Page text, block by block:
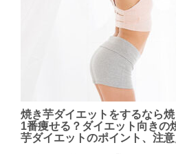
焼き芋ダイエットをするなら
1番痩せる？ダイエット向きの
芋ダイエットのポイント、注意